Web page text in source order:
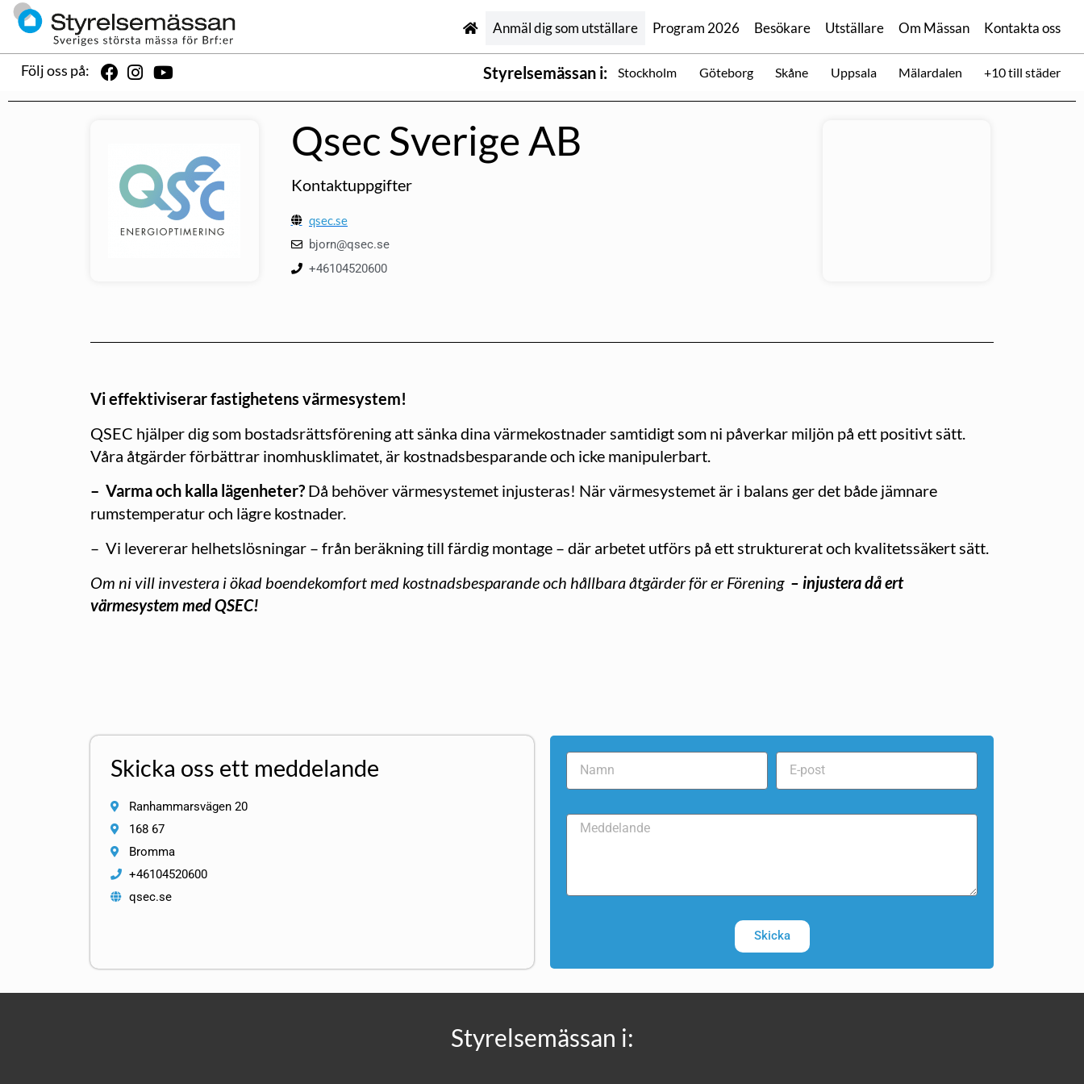
Anmäl dig som utställare Program 2026 Besökare Utställare Om Mässan Kontakta oss
Följ oss på: Styrelsemässan i: Stockholm Göteborg Skåne Uppsala Mälardalen +10 till städer
Qsec Sverige AB
Kontaktuppgifter
qsec.se
bjorn@qsec.se
+46104520600
Vi effektiviserar fastighetens värmesystem!
QSEC hjälper dig som bostadsrättsförening att sänka dina värmekostnader samtidigt som ni påverkar miljön på ett positivt sätt.
Våra åtgärder förbättrar inomhusklimatet, är kostnadsbesparande och icke manipulerbart.
– Varma och kalla lägenheter? Då behöver värmesystemet injusteras! När värmesystemet är i balans ger det både jämnare
rumstemperatur och lägre kostnader.
– Vi levererar helhetslösningar – från beräkning till färdig montage – där arbetet utförs på ett strukturerat och kvalitetssäkert sätt.
Om ni vill investera i ökad boendekomfort med kostnadsbesparande och hållbara åtgärder för er Förening – injustera då ert
värmesystem med QSEC!
Skicka oss ett meddelande
Ranhammarsvägen 20
168 67
Bromma
+46104520600
qsec.se
Skicka
Styrelsemässan i: